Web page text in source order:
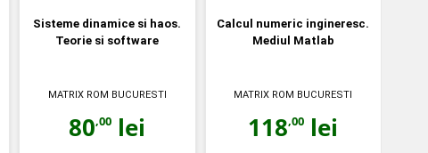
Sisteme dinamice si haos.
Teorie si software
MATRIX ROM BUCURESTI
80,00 lei
Calcul numeric ingineresc.
Mediul Matlab
MATRIX ROM BUCURESTI
118,00 lei